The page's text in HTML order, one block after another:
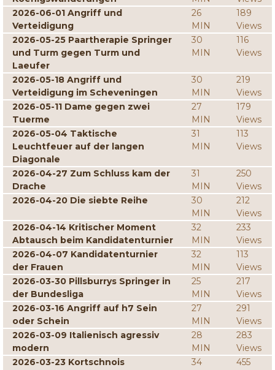
2026-06-01 Angriff und
Verteidigung
26
MIN
189
Views
2026-05-25 Paartherapie Springer
und Turm gegen Turm und
Laeufer
30
MIN
116
Views
2026-05-18 Angriff und
Verteidigung im Scheveningen
30
MIN
219
Views
2026-05-11 Dame gegen zwei
Tuerme
27
MIN
179
Views
2026-05-04 Taktische
Leuchtfeuer auf der langen
Diagonale
31
MIN
113
Views
2026-04-27 Zum Schluss kam der
Drache
31
MIN
250
Views
2026-04-20 Die siebte Reihe
30
MIN
212
Views
2026-04-14 Kritischer Moment
Abtausch beim Kandidatenturnier
32
MIN
233
Views
2026-04-07 Kandidatenturnier
der Frauen
32
MIN
113
Views
2026-03-30 Pillsburrys Springer in
der Bundesliga
25
MIN
217
Views
2026-03-16 Angriff auf h7 Sein
oder Schein
27
MIN
291
Views
2026-03-09 Italienisch agressiv
modern
28
MIN
283
Views
2026-03-23 Kortschnois
34
455